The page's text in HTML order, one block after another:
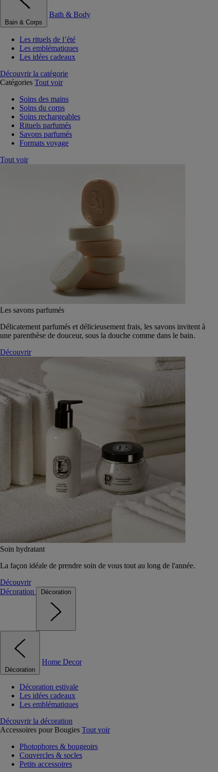
Bain & Corps
Bath & Body
Les rituels de l’été
Les emblématiques
Les idées cadeaux
Découvrir la catégorie
Catégories Tout voir
Soins des mains
Soins du corps
Soins rechargeables
Rituels parfumés
Savons parfumés
Formats voyage
Tout voir
Les savons parfumés
Délicatement parfumés et délicieusement frais, les savons invitent à
une parenthèse de douceur, sous la douche comme dans le bain.
Découvrir
Soin hydratant
La façon idéale de prendre soin de vous tout au long de l'année.
Découvrir
Décoration
Décoration
Décoration
Home Decor
Décoration estivale
Les idées cadeaux
Les emblématiques
Découvrir la décoration
Accessoires pour Bougies Tout voir
Photophores & bougeoirs
Couvercles & socles
Petits accessoires